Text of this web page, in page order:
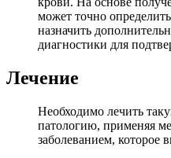
может точно
назначить
диагностики для
Лечение
Необходимо лечить
патологию, применяя
заболеванием, которое